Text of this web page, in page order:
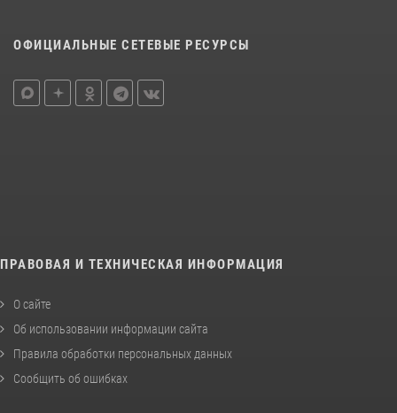
ОФИЦИАЛЬНЫЕ СЕТЕВЫЕ РЕСУРСЫ
ПРАВОВАЯ И ТЕХНИЧЕСКАЯ ИНФОРМАЦИЯ
О сайте
Об использовании информации сайта
Правила обработки персональных данных
Сообщить об ошибках